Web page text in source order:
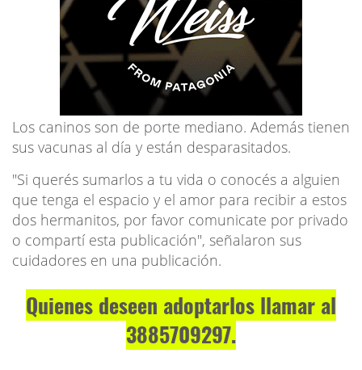
Los caninos son de porte mediano. Además tienen
sus vacunas al día y están desparasitados.
"Si querés sumarlos a tu vida o conocés a alguien
que tenga el espacio y el amor para recibir a estos
dos hermanitos, por favor comunicate por privado
o compartí esta publicación", señalaron sus
cuidadores en una publicación.
Quienes deseen adoptarlos llamar al
3885709297.